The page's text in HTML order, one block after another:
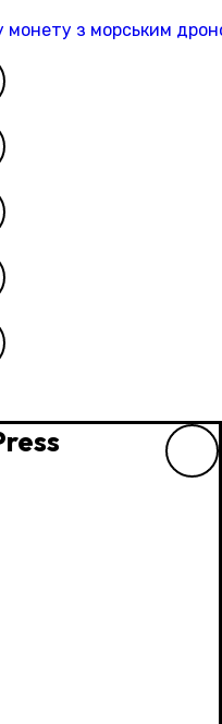
з морським